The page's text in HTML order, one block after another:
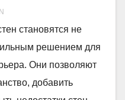
становятся не
решением для
Они позволяют
добавить